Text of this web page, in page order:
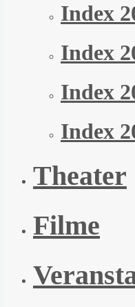
Index
Index
Index
Index
Theater
Filme